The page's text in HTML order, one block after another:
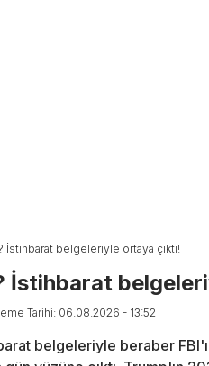
İstihbarat belgeleriyle ortaya çıktı!
İstihbarat
Tarihi: 06.08.2026 - 13:52
belgeleriyle beraber